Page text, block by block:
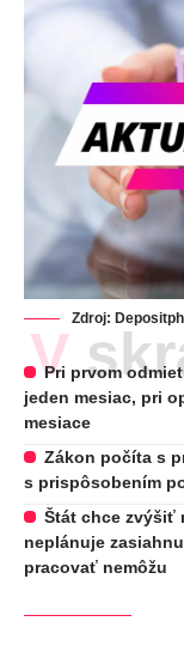
Zdroj:
V
Pri prvom
jeden mesiac, pri
mesiace
Zákon počíta s
s prispôsobením
Štát chce zvýšiť
neplánuje
pracovať nemôžu